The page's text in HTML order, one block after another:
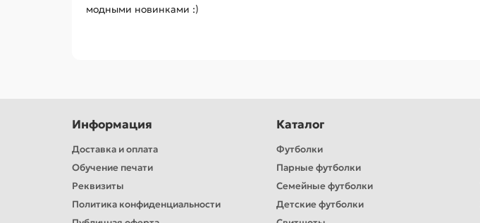
модными новинками :)
Информация
Доставка и оплата
Обучение печати
Реквизиты
Политика конфиденциальности
Каталог
Футболки
Парные футболки
Семейные футболки
Детские футболки